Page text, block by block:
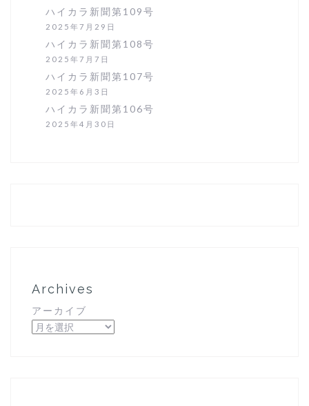
ハイカラ新聞第109号
2025年7月29日
ハイカラ新聞第108号
2025年7月7日
ハイカラ新聞第107号
2025年6月3日
ハイカラ新聞第106号
2025年4月30日
Archives
アーカイブ